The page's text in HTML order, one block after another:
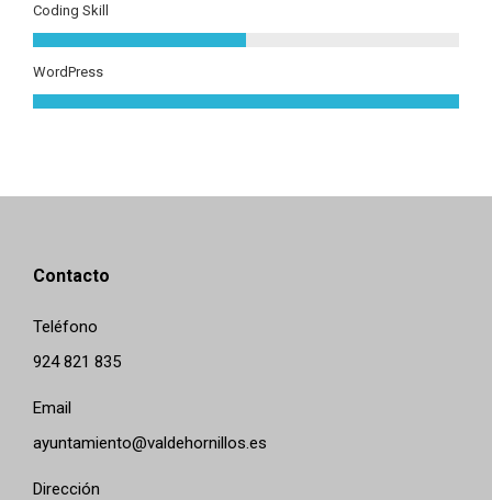
Coding Skill
WordPress
Contacto
Teléfono
924 821 835
Email
ayuntamiento@valdehornillos.es
Dirección